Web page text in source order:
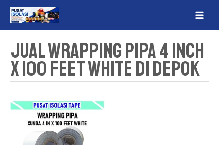
Jual Wrapping Pipa 4 Inch
x 100 Feet White Di Depok